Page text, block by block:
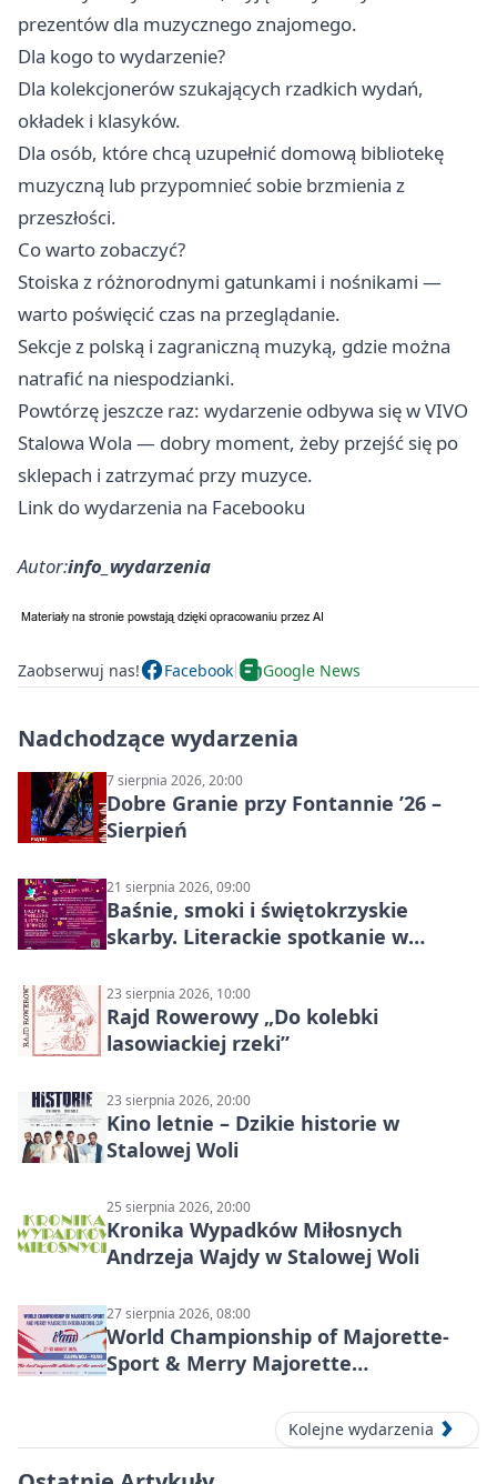
prezentów dla muzycznego znajomego.
Dla kogo to wydarzenie?
Dla kolekcjonerów szukających rzadkich wydań,
okładek i klasyków.
Dla osób, które chcą uzupełnić domową bibliotekę
muzyczną lub przypomnieć sobie brzmienia z
przeszłości.
Co warto zobaczyć?
Stoiska z różnorodnymi gatunkami i nośnikami —
warto poświęcić czas na przeglądanie.
Sekcje z polską i zagraniczną muzyką, gdzie można
natrafić na niespodzianki.
Powtórzę jeszcze raz: wydarzenie odbywa się w VIVO
Stalowa Wola — dobry moment, żeby przejść się po
sklepach i zatrzymać przy muzyce.
Link do wydarzenia na Facebooku
Autor:info_wydarzenia
Zaobserwuj nas! Facebook Google News
Nadchodzące wydarzenia
7 sierpnia 2026, 20:00
Dobre Granie przy Fontannie ’26 –
Sierpień
21 sierpnia 2026, 09:00
Baśnie, smoki i świętokrzyskie
skarby. Literackie spotkanie w
23 sierpnia 2026, 10:00
Rajd Rowerowy „Do kolebki
lasowiackiej rzeki”
23 sierpnia 2026, 20:00
Kino letnie – Dzikie historie w
Stalowej Woli
25 sierpnia 2026, 20:00
Kronika Wypadków Miłosnych
Andrzeja Wajdy w Stalowej Woli
27 sierpnia 2026, 08:00
World Championship of Majorette-
Sport & Merry Majorette
Kolejne wydarzenia